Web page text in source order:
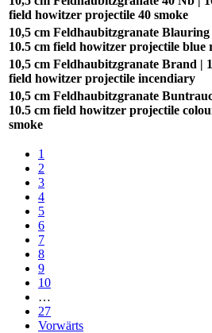
field howitzer projectile 40 smoke
10,5 cm Feldhaubitzgranate Blauring
10.5 cm field howitzer projectile blue
10,5 cm Feldhaubitzgranate Brand |
field howitzer projectile incendiary
10,5 cm Feldhaubitzgranate
10.5 cm field howitzer projectile
smoke
1
2
3
4
5
6
7
8
9
10
…
27
Vorwärts